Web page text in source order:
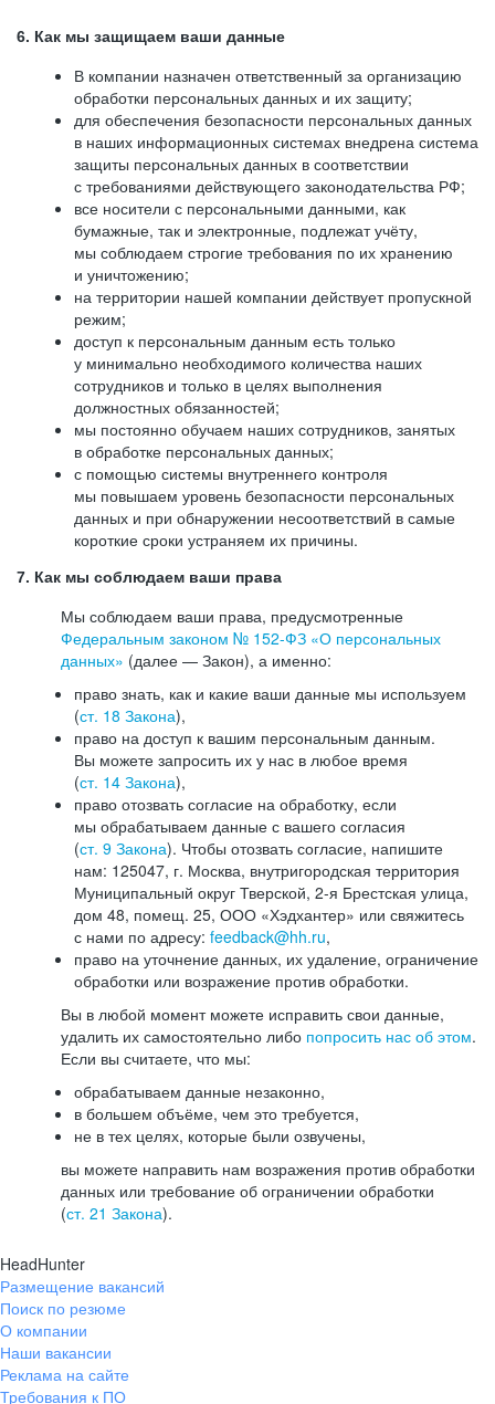
6. Как мы защищаем ваши данные
В компании назначен ответственный за организацию
обработки персональных данных и их защиту;
для обеспечения безопасности персональных данных
в наших информационных системах внедрена система
защиты персональных данных в соответствии
с требованиями действующего законодательства РФ;
все носители с персональными данными, как
бумажные, так и электронные, подлежат учёту,
мы соблюдаем строгие требования по их хранению
и уничтожению;
на территории нашей компании действует пропускной
режим;
доступ к персональным данным есть только
у минимально необходимого количества наших
сотрудников и только в целях выполнения
должностных обязанностей;
мы постоянно обучаем наших сотрудников, занятых
в обработке персональных данных;
с помощью системы внутреннего контроля
мы повышаем уровень безопасности персональных
данных и при обнаружении несоответствий в самые
короткие сроки устраняем их причины.
7. Как мы соблюдаем ваши права
Мы соблюдаем ваши права, предусмотренные
Федеральным законом № 152-ФЗ «О персональных
данных» (далее — Закон), а именно:
право знать, как и какие ваши данные мы используем
(ст. 18 Закона),
право на доступ к вашим персональным данным.
Вы можете запросить их у нас в любое время
(ст. 14 Закона),
право отозвать согласие на обработку, если
мы обрабатываем данные с вашего согласия
(ст. 9 Закона). Чтобы отозвать согласие, напишите
нам: 125047, г. Москва, внутригородская территория
Муниципальный округ Тверской, 2-я Брестская улица,
дом 48, помещ. 25, ООО «Хэдхантер» или свяжитесь
с нами по адресу: feedback@hh.ru,
право на уточнение данных, их удаление, ограничение
обработки или возражение против обработки.
Вы в любой момент можете исправить свои данные,
удалить их самостоятельно либо попросить нас об этом.
Если вы считаете, что мы:
обрабатываем данные незаконно,
в большем объёме, чем это требуется,
не в тех целях, которые были озвучены,
вы можете направить нам возражения против обработки
данных или требование об ограничении обработки
(ст. 21 Закона).
HeadHunter
Размещение вакансий
Поиск по резюме
О компании
Наши вакансии
Реклама на сайте
Требования к ПО